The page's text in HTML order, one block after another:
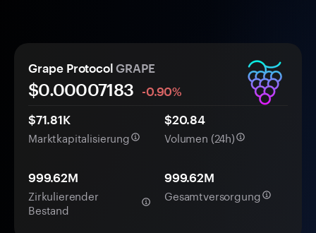
Grape Protocol GRAPE
$0.00007183
-0.90%
$71.81K
Marktkapitalisierung
$20.84
Volumen (24h)
999.62M
Zirkulierender
Bestand
999.62M
Gesamtversorgung